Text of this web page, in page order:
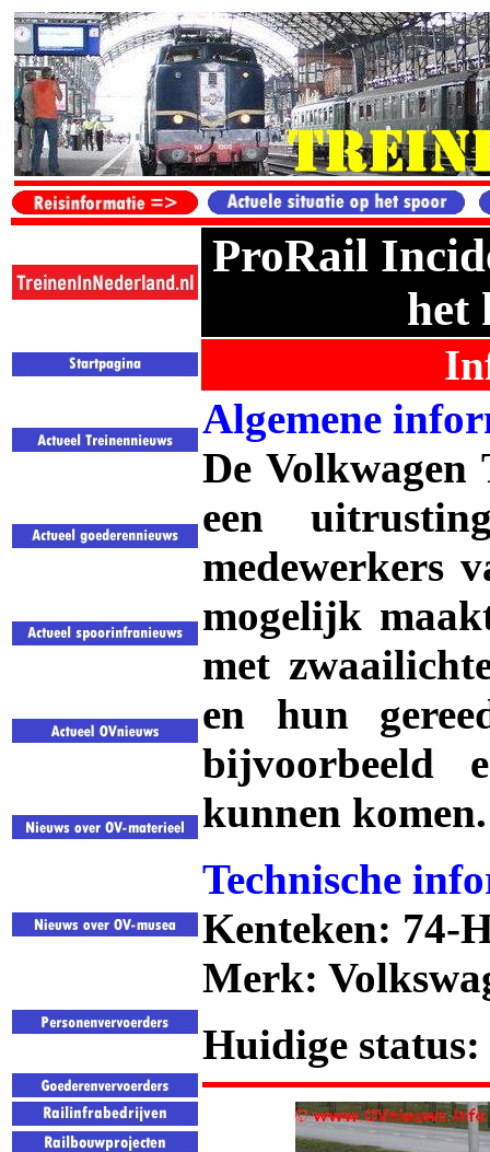
ProRail
het
Algemene
De
een
medewerkers
mogelijk
met
en hun
bijvoorbeeld
kunnen komen.
Technische
Kenteken: 74-
Merk:
Huidige